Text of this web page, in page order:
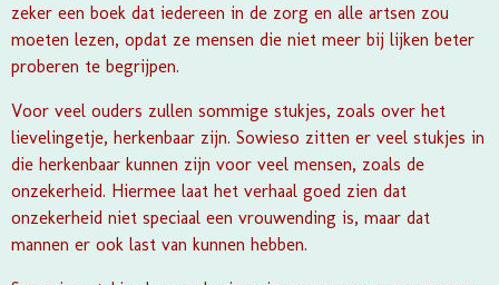
zeker een boek dat iedereen in de zorg en alle artsen zou
moeten lezen, opdat ze mensen die niet meer bij lijken beter
proberen te begrijpen.
Voor veel ouders zullen sommige stukjes, zoals over het
lievelingetje, herkenbaar zijn. Sowieso zitten er veel stukjes in
die herkenbaar kunnen zijn voor veel mensen, zoals de
onzekerheid. Hiermee laat het verhaal goed zien dat
onzekerheid niet speciaal een vrouwending is, maar dat
mannen er ook last van kunnen hebben.